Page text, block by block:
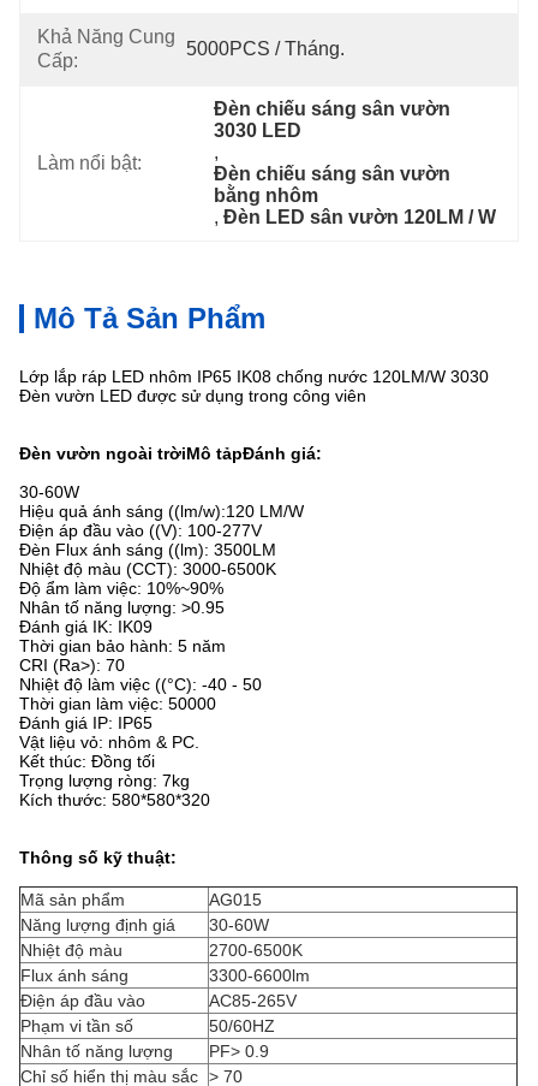
Khả Năng Cung
Cấp:
5000PCS / Tháng.
Làm nổi bật:
Đèn chiếu sáng sân vườn
3030 LED
,
Đèn chiếu sáng sân vườn
bằng nhôm
, Đèn LED sân vườn 120LM / W
Mô Tả Sản Phẩm
Lớp lắp ráp LED nhôm IP65 IK08 chống nước 120LM/W 3030
Đèn vườn LED được sử dụng trong công viên
Đèn vườn ngoài trờiMô tảpĐánh giá:
30-60W
Hiệu quả ánh sáng ((lm/w):120 LM/W
Điện áp đầu vào ((V): 100-277V
Đèn Flux ánh sáng ((lm): 3500LM
Nhiệt độ màu (CCT): 3000-6500K
Độ ẩm làm việc: 10%~90%
Nhân tố năng lượng: >0.95
Đánh giá IK: IK09
Thời gian bảo hành: 5 năm
CRI (Ra>): 70
Nhiệt độ làm việc ((°C): -40 - 50
Thời gian làm việc: 50000
Đánh giá IP: IP65
Vật liệu vỏ: nhôm & PC.
Kết thúc: Đồng tối
Trọng lượng ròng: 7kg
Kích thước: 580*580*320
Thông số kỹ thuật:
Mã sản phẩm
AG015
Năng lượng định giá
30-60W
Nhiệt độ màu
2700-6500K
Flux ánh sáng
3300-6600lm
Điện áp đầu vào
AC85-265V
Phạm vi tần số
50/60HZ
Nhân tố năng lượng
PF> 0.9
Chỉ số hiển thị màu sắc > 70